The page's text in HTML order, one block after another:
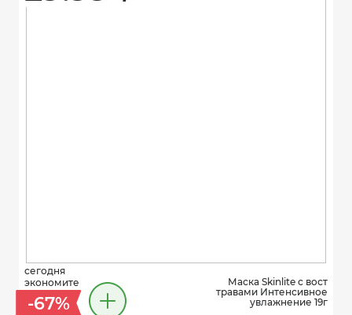
сегодня
экономите
-67%
Маска Skinlite с вост
травами Интенсивное
увлажнение 19г